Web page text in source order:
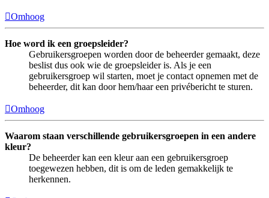
Omhoog
Hoe word ik een groepsleider?
Gebruikersgroepen worden door de beheerder gemaakt, deze
beslist dus ook wie de groepsleider is. Als je een
gebruikersgroep wil starten, moet je contact opnemen met de
beheerder, dit kan door hem/haar een privébericht te sturen.
Omhoog
Waarom staan verschillende gebruikersgroepen in een andere
kleur?
De beheerder kan een kleur aan een gebruikersgroep
toegewezen hebben, dit is om de leden gemakkelijk te
herkennen.